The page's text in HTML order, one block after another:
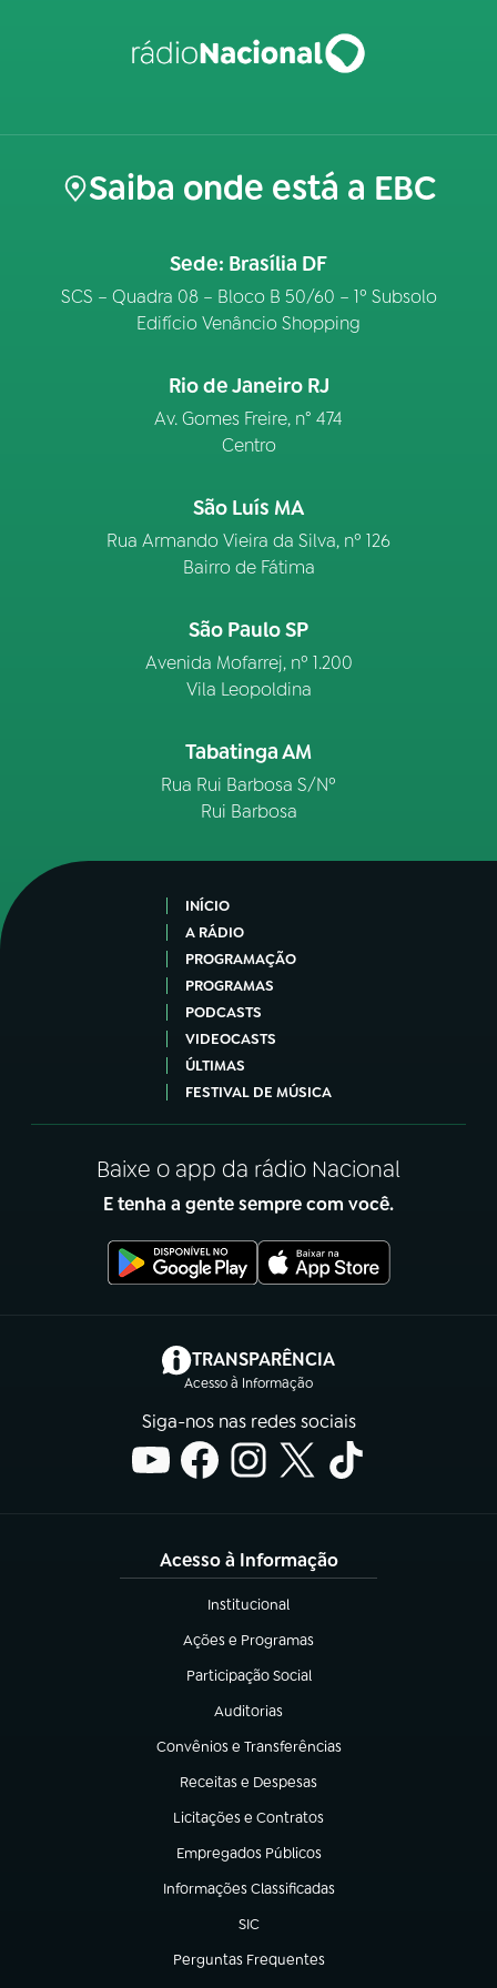
Saiba onde está a EBC
Sede: Brasília DF
SCS – Quadra 08 – Bloco B 50/60 – 1º Subsolo
Edifício Venâncio Shopping
Rio de Janeiro RJ
Av. Gomes Freire, n° 474
Centro
São Luís MA
Rua Armando Vieira da Silva, nº 126
Bairro de Fátima
São Paulo SP
Avenida Mofarrej, nº 1.200
Vila Leopoldina
Tabatinga AM
Rua Rui Barbosa S/Nº
Rui Barbosa
INÍCIO
A RÁDIO
PROGRAMAÇÃO
PROGRAMAS
PODCASTS
VIDEOCASTS
ÚLTIMAS
FESTIVAL DE MÚSICA
Baixe o app da rádio Nacional
E tenha a gente sempre com você.
TRANSPARÊNCIA
Acesso à Informação
(abre em nova aba)
Siga-nos nas redes sociais
Acesso à Informação
Institucional
(abre em nova aba)
Ações e Programas
(abre em nova aba)
Participação Social
(abre em nova aba)
Auditorias
(abre em nova aba)
Convênios e Transferências
(abre em nova aba)
Receitas e Despesas
(abre em nova aba)
Licitações e Contratos
(abre em nova aba)
Empregados Públicos
(abre em nova aba)
Informações Classificadas
(abre em nova aba)
SIC
(abre em nova aba)
Perguntas Frequentes
(abre em nova aba)